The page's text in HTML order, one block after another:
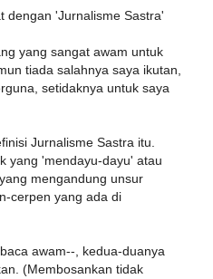
dengan 'Jurnalisme Sastra'
yang sangat awam untuk
tiada salahnya saya ikutan,
setidaknya untuk saya
Jurnalisme Sastra itu.
yang 'mendayu-dayu' atau
mengandung unsur
cerpen yang ada di
awam--, kedua-duanya
(Membosankan tidak